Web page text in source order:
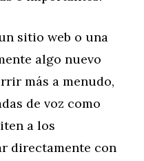
sitio web o una
algo nuevo
más a menudo,
de voz como
a los
directamente con